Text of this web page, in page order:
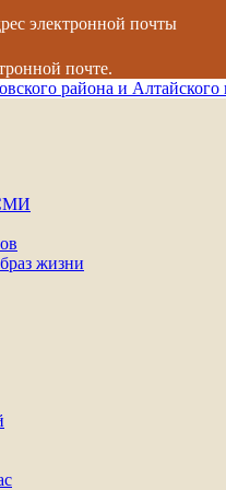
электронной почты
почте.
района и Алтайского
жизни